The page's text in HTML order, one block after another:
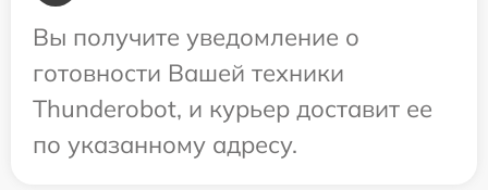
Вы получите уведомление о
готовности Вашей техники
Thunderobot, и курьер доставит ее
по указанному адресу.